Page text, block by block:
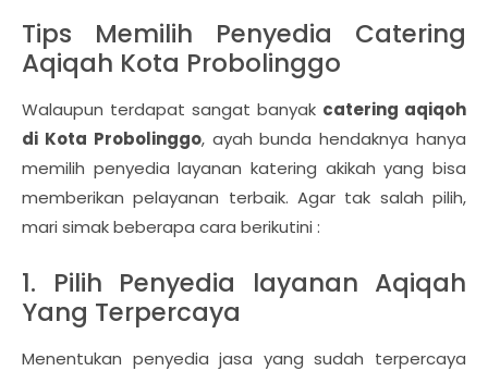
Tips Memilih Penyedia Catering
Aqiqah Kota Probolinggo
Walaupun terdapat sangat banyak catering aqiqoh
di Kota Probolinggo, ayah bunda hendaknya hanya
memilih penyedia layanan katering akikah yang bisa
memberikan pelayanan terbaik. Agar tak salah pilih,
mari simak beberapa cara berikutini :
1. Pilih Penyedia layanan Aqiqah
Yang Terpercaya
Menentukan penyedia jasa yang sudah terpercaya